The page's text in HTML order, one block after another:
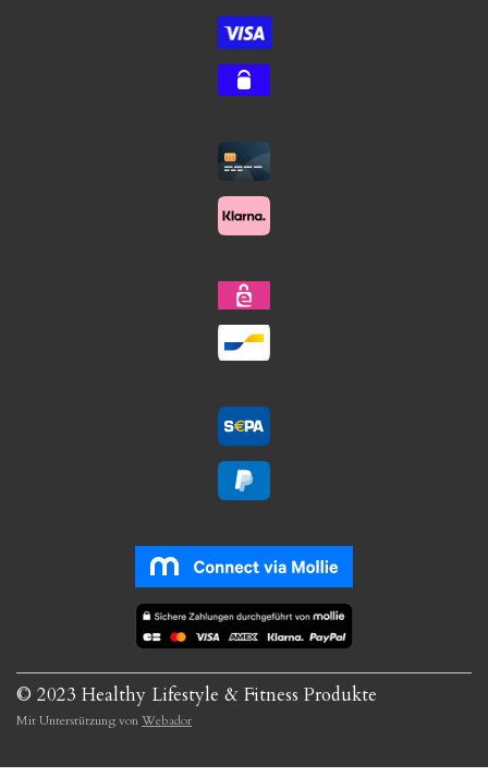
© 2023 Healthy Lifestyle & Fitness Produkte
Mit Unterstützung vonWebador